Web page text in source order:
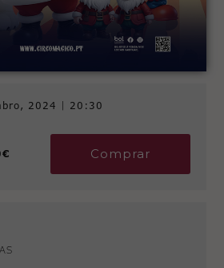
2024 | 20:30
Comprar